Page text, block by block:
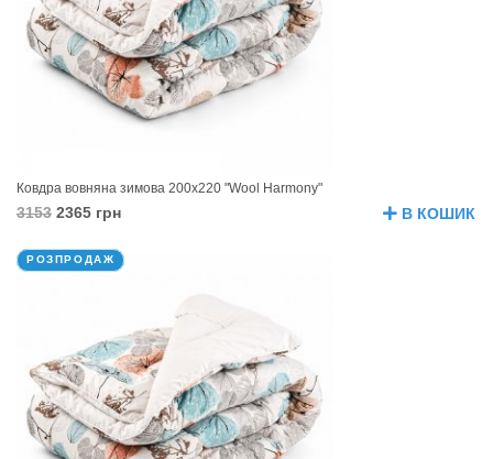
Ковдра вовняна зимова 200х220 "Wool Harmony"
3153 2365 грн В КОШИК
РОЗПРОДАЖ